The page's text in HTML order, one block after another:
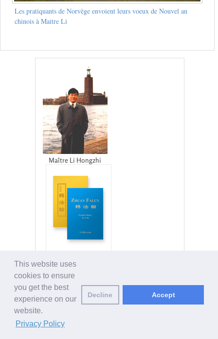
Les pratiquants de Norvège envoient leurs voeux de Nouvel an
chinois à Maitre Li
Maître Li Hongzhi
LIVRES DU FALUN DAFA
DERNIERS JINGWEN
This website uses
cookies to ensure
you get the best
experience on our
website.
Privacy Policy
Decline Accept